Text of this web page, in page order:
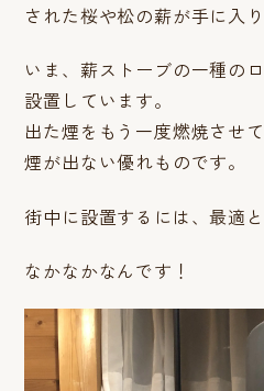
された桜や松の薪が手に入り
いま、薪ストーブの一種の
設置しています。
出た煙をもう一度燃焼させ
煙が出ない優れものです。
街中に設置するには、最適
なかなかなんです！